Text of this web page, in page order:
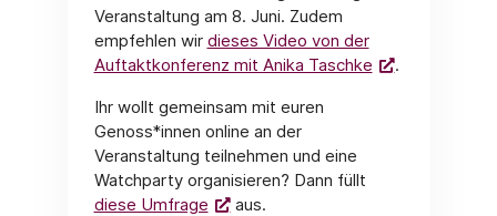
Veranstaltung am 8. Juni. Zudem
empfehlen wir dieses Video von der
Auftaktkonferenz mit Anika Taschke
.
Ihr wollt gemeinsam mit euren
Genoss*innen online an der
Veranstaltung teilnehmen und eine
Watchparty organisieren? Dann füllt
diese Umfrage
aus.